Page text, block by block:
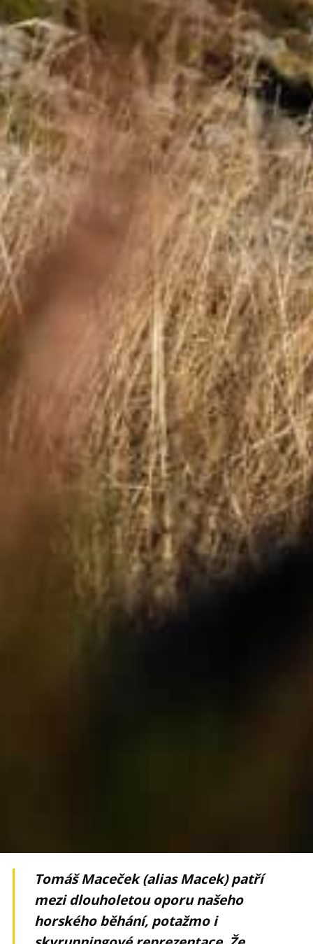
Tomáš Maceček (alias Macek) patří
mezi dlouholetou oporu našeho
horského běhání, potažmo i